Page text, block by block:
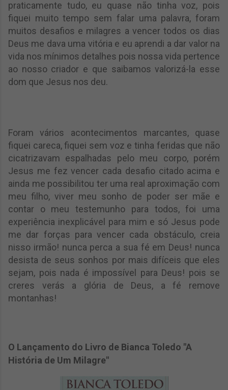
praticamente tudo, eu quase não tinha voz, pois
fiquei muito tempo sem falar uma palavra, foram
muitos desafios e milagres a vencer todos os dias
Deus me dava uma vitória e eu aprendi a dar valor na
vida nos mínimos detalhes pois nossa vida pertence
ao nosso criador e que saibamos valorizá-la esse
dom que Jesus nos deu.
Foram vários acontecimentos marcantes, quase
fiquei careca, fiquei sem voz e tinha feridas que não
cicatrizavam espalhadas pelo meu corpo, porém
Jesus me fez vencer cada desafio citado acima e
ainda me possibilitou ter uma real aproximação com
meu filho, viver meu sonho de poder ser mãe e
contar o meu testemunho para todos, foi uma
experiência inexplicável para mim e só Jesus pode
me dar forças para vencer cada obstáculo, creia
nisso irmão! nunca perca a sua fé em Deus! nunca
desista de seus sonhos por mais difíceis que eles
sejam, pois nada é impossível para Deus! pois se
creres verás a glória de Deus, a fé remove
montanhas!
O Lançamento do Livro de Bianca Toledo "A
História de Um Milagre"